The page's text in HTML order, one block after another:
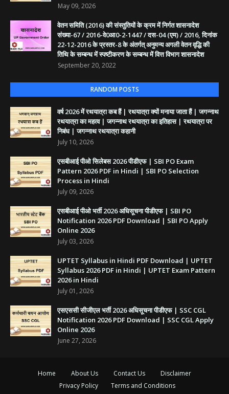
May 09, 2026
वेतन समिति (2016) की संस्तुतियों के क्रम में निर्गत शासनादेश
संख्या-67 / 2016-वे0आ0-2-1447 / दस-04 (एम) / 2016, दिनांक
22-12-2016 के प्रस्तर-8 के अंतर्गत् अनुमन्य अगली वेतन वृद्धि की
तिथि के सम्बन्ध में स्पष्टीकरण के सम्बन्ध में वित्त विभाग शासनादेश
September 20, 2022
RANDOM POSTS
वर्ष 2026 में रथयात्रा कब हैं | रथयात्रा क्यों मनाया जाता हैं | जगन्नाथ
रथयात्रा का महत्व | जगन्नाथ रथयात्रा का इतिहास | रथयात्रा पर
निबंध | जगन्नाथ रथयात्रा कहानी
July 10, 2026
एसबीआई पीओ सिलेबस 2026 पीडीएफ | SBI PO Exam
Pattern 2026 PDF in Hindi | SBI PO Selection
Process in Hindi
July 09, 2026
एसबीआई पीओ भर्ती 2026 अधिसूचना पीडीएफ | SBI PO
Notification 2026 PDF Download | SBI PO Apply
Online 2026
July 03, 2026
UPTET Syllabus in Hindi PDF Download | UPTET
Syllabus 2026 PDF in Hindi | UPTET Exam Pattern
2026 in Hindi
July 01, 2026
एसएससी सीजीएल भर्ती 2026 अधिसूचना पीडीएफ | SSC CGL
Notification 2026 PDF Download | SSC CGL Apply
Online 2026
June 27, 2026
Home About Us Contact Us
Disclaimer
Privacy Policy
Terms and Conditions